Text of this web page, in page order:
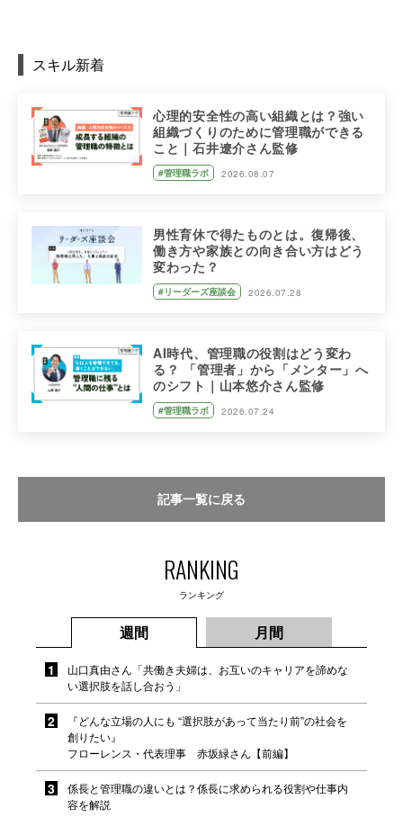
スキル新着
心理的安全性の高い組織とは？強い
組織づくりのために管理職ができる
こと｜石井遼介さん監修
#管理職ラボ 2026.08.07
男性育休で得たものとは。復帰後、
働き方や家族との向き合い方はどう
変わった？
#リーダーズ座談会 2026.07.28
AI時代、管理職の役割はどう変わ
る？ 「管理者」から「メンター」へ
のシフト｜山本悠介さん監修
#管理職ラボ 2026.07.24
記事一覧に戻る
RANKING
ランキング
週間 月間
山口真由さん「共働き夫婦は、お互いのキャリアを諦めな
い選択肢を話し合おう」
『どんな立場の人にも “選択肢があって当たり前”の社会を
創りたい』
フローレンス・代表理事 赤坂緑さん【前編】
係長と管理職の違いとは？係長に求められる役割や仕事内
容を解説